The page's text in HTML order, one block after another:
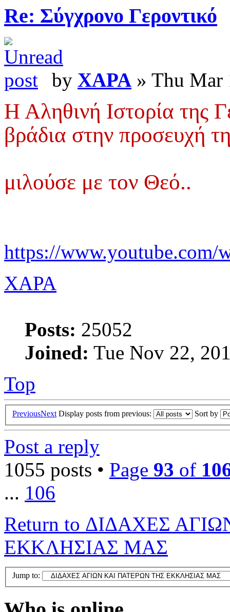
Re: Σύγχρονο Γεροντικό
by XAPA » Thu Mar
Η Αληθινή Ιστορία της
βράδια στην προσευχή
μιλούσε με τον Θεό..
https://
XAPA
Posts: 25052
Joined: Tue Nov 22,
Top
PreviousNext Display posts from previous: Sort by
Post a reply
1055 posts • Page 93 of
... 106
Return to ΔΙΔΑΧΕΣ
ΕΚΚΛΗΣΙΑΣ ΜΑΣ
Jump to: